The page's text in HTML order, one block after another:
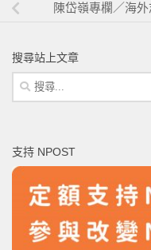
陳岱嶺專欄／海
搜尋站上文章
搜
尋
字:
支持 NPOST